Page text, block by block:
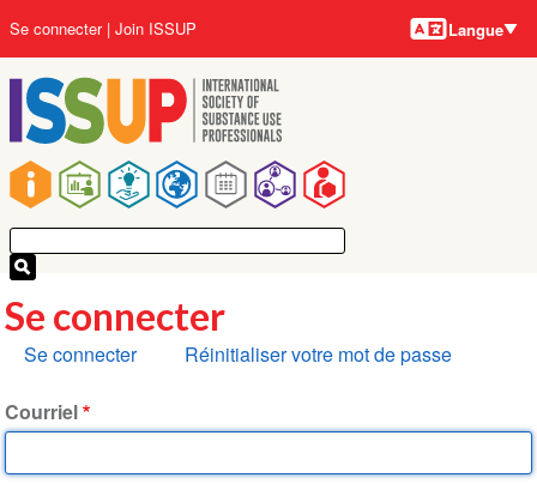
au
contenu
principal
Main
navigation
User
account
menu
Se connecter Join ISSUP Langues
Langue
Se connecter
Onglets
Se connecter Réinitialiser votre mot de passe
Courriel